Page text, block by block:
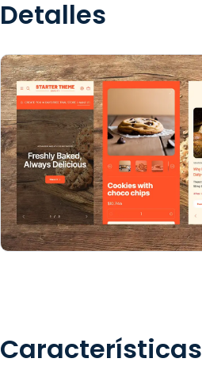
Detalles
Características